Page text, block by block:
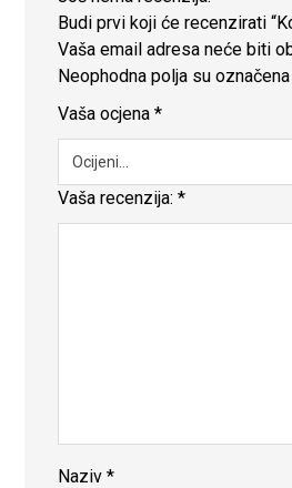
Budi prvi koji će recenzirati
Vaša email adresa neće biti
Neophodna polja su
Vaša ocjena*
Vaša recenzija:*
Naziv*